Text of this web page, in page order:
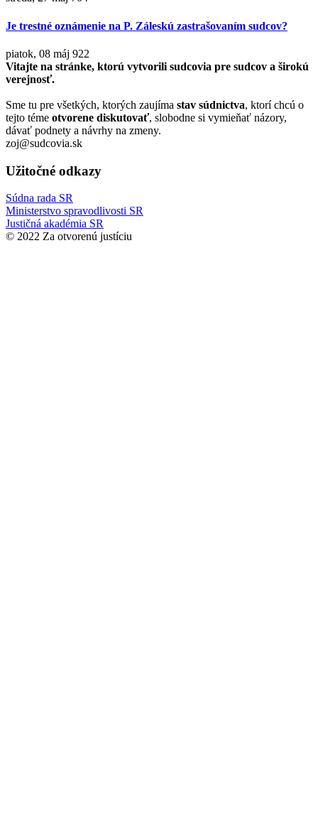
Je trestné oznámenie na P. Záleskú zastrašovaním sudcov?
piatok, 08 máj 922
Vitajte na stránke, ktorú vytvorili sudcovia pre sudcov a širokú
verejnosť.
Sme tu pre všetkých, ktorých zaujíma stav súdnictva, ktorí chcú o
tejto téme otvorene diskutovať, slobodne si vymieňať názory,
dávať podnety a návrhy na zmeny.
zoj@sudcovia.sk
Užitočné odkazy
Súdna rada SR
Ministerstvo spravodlivosti SR
Justičná akadémia SR
© 2022 Za otvorenú justíciu